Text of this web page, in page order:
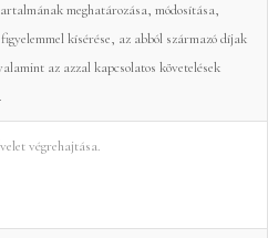
meghatározása, módosítása,
kísérése, az abból származó díjak
az azzal kapcsolatos követelések
végrehajtása.